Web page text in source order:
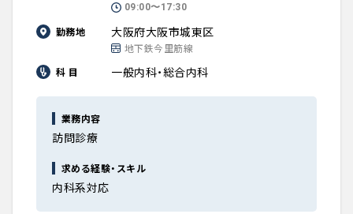
09:00〜17:30
勤務地 大阪府大阪市城東区
地下鉄今里筋線
科 目
一般内科・総合内科
業務内容
訪問診療
求める経験・スキル
内科系対応